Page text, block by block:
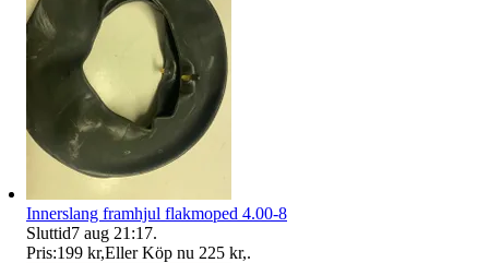
Innerslang framhjul flakmoped 4.00-8
Sluttid7 aug 21:17.
Pris:199 kr,Eller Köp nu 225 kr,.